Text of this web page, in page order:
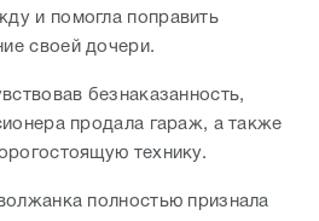
и помогла поправить
своей дочери.
безнаказанность,
продала гараж, а также
технику.
полностью признала